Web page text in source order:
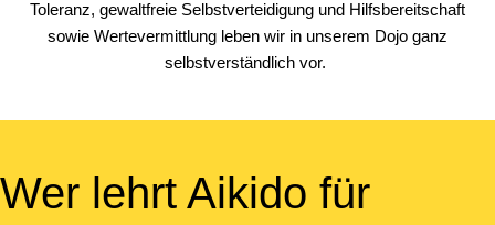
Toleranz, gewaltfreie Selbstverteidigung und Hilfsbereitschaft
sowie Wertevermittlung leben wir in unserem Dojo ganz
selbstverständlich vor.
Wer lehrt Aikido für